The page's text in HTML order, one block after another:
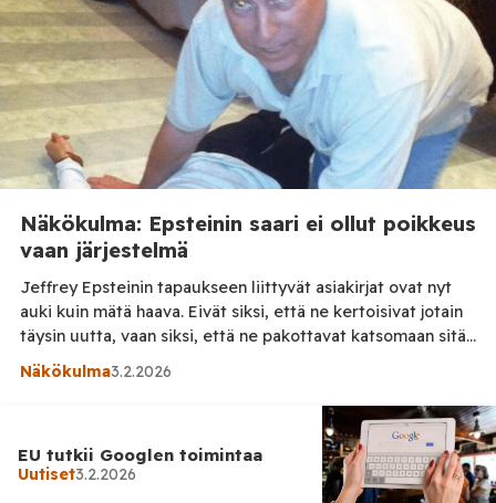
poliisin […]
Näkökulma: Epsteinin saari ei ollut poikkeus
vaan järjestelmä
Jeffrey Epsteinin tapaukseen liittyvät asiakirjat ovat nyt
auki kuin mätä haava. Eivät siksi, että ne kertoisivat jotain
täysin uutta, vaan siksi, että ne pakottavat katsomaan sitä,
minkä moni on halunnut sivuuttaa vuosikausia: eliitin
sairasta hyväksikäyttöä. Epsteinin saari ei ollut
lomaparatiisi. Asiakirjojen ja todistusaineiston perusteella
se näyttäytyy paikkana, jossa valtaa, rahaa […]
Näkökulma3.2.2026
EU tutkii Googlen toimintaa
Uutiset3.2.2026